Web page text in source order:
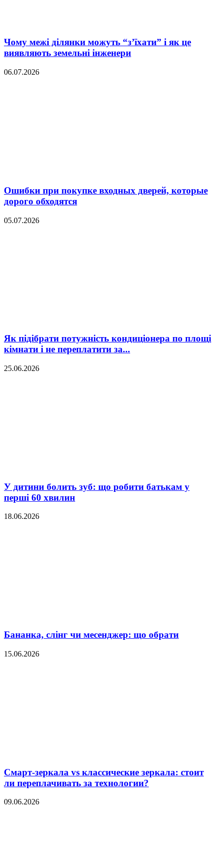
Чому межі ділянки можуть “з’їхати” і як це
виявляють земельні інженери
06.07.2026
Ошибки при покупке входных дверей, которые
дорого обходятся
05.07.2026
Як підібрати потужність кондиціонера по площі
кімнати і не переплатити за...
25.06.2026
У дитини болить зуб: що робити батькам у
перші 60 хвилин
18.06.2026
Бананка, слінг чи месенджер: що обрати
15.06.2026
Смарт-зеркала vs классические зеркала: стоит
ли переплачивать за технологии?
09.06.2026